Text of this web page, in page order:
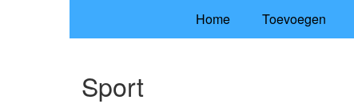
Home Toevoegen
Sport